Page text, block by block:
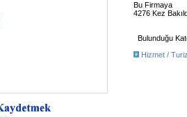
Bu Firmaya
4276 Kez
Bulunduğu
Hizmet /